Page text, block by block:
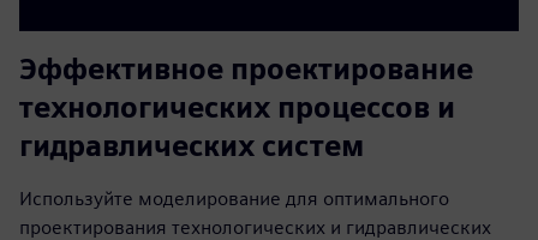
Эффективное проектирование
технологических процессов и
гидравлических систем
Используйте моделирование для оптимального
проектирования технологических и гидравлических